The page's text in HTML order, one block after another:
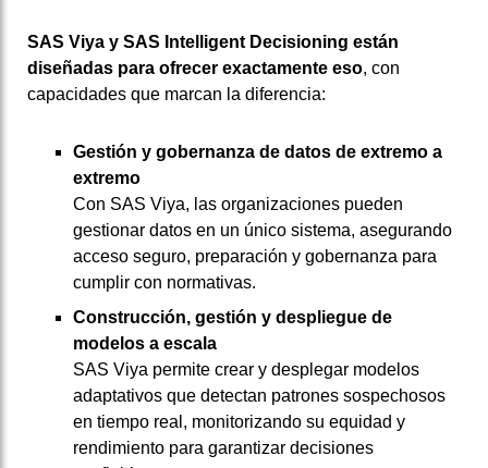
SAS Viya y SAS Intelligent Decisioning están
diseñadas para ofrecer exactamente eso, con
capacidades que marcan la diferencia:
Gestión y gobernanza de datos de extremo a
extremo
Con SAS Viya, las organizaciones pueden
gestionar datos en un único sistema, asegurando
acceso seguro, preparación y gobernanza para
cumplir con normativas.
Construcción, gestión y despliegue de
modelos a escala
SAS Viya permite crear y desplegar modelos
adaptativos que detectan patrones sospechosos
en tiempo real, monitorizando su equidad y
rendimiento para garantizar decisiones